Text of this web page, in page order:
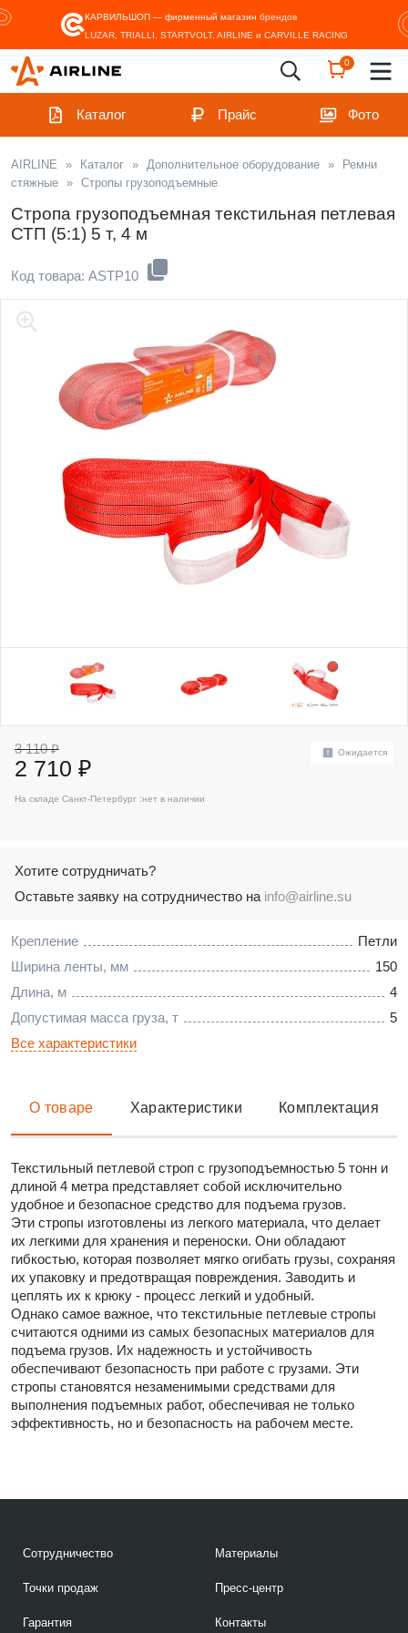
КАРВИЛЬШОП — фирменный магазин брендов
LUZAR, TRIALLI, STARTVOLT, AIRLINE и CARVILLE RACING
0
Каталог Прайс Фото
AIRLINE » Каталог » Дополнительное оборудование »
Ремни
стяжные » Стропы грузоподъемные
Стропа грузоподъемная текстильная петлевая
СТП (5:1) 5 т, 4 м
Код товара: ASTP10
Крепление
Петли
Ширина ленты, мм
150
Длина, м
4
Допустимая масса груза, т
5
Все характеристики
3 110 ₽
2 710 ₽
Ожидается
На складе Санкт-Петербург :нет в наличии
Хотите сотрудничать?
Оставьте заявку на сотрудничество на info@airline.su
О товаре Характеристики Комплектация
Текстильный петлевой строп с грузоподъемностью 5 тонн и
длиной 4 метра представляет собой исключительно
удобное и безопасное средство для подъема грузов.
Эти стропы изготовлены из легкого материала, что делает
их легкими для хранения и переноски. Они обладают
гибкостью, которая позволяет мягко огибать грузы, сохраняя
их упаковку и предотвращая повреждения. Заводить и
цеплять их к крюку - процесс легкий и удобный.
Однако самое важное, что текстильные петлевые стропы
считаются одними из самых безопасных материалов для
подъема грузов. Их надежность и устойчивость
обеспечивают безопасность при работе с грузами. Эти
стропы становятся незаменимыми средствами для
выполнения подъемных работ, обеспечивая не только
эффективность, но и безопасность на рабочем месте.
Сотрудничество
Точки продаж
Гарантия
Материалы
Пресс-центр
Контакты